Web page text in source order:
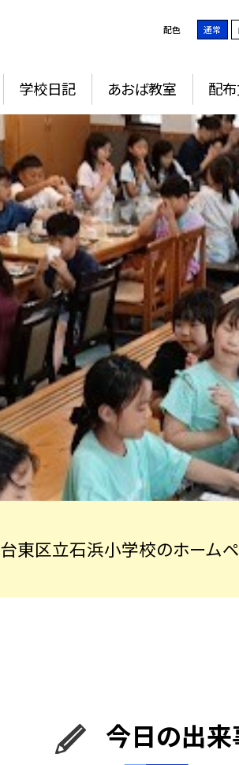
配色 通常
学校日記 あおば教室 配
台東区立石浜小学校のホームペ
今日の出来